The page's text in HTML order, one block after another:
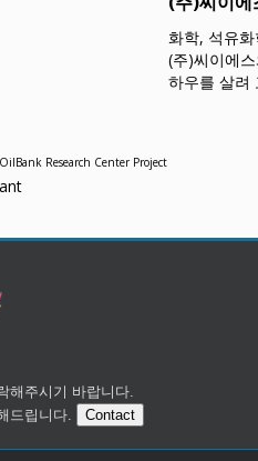
화학, 석유
(주)씨이에
하우를 살려
Research Center Project
해주시기 바랍니다.
드립니다.
Contact